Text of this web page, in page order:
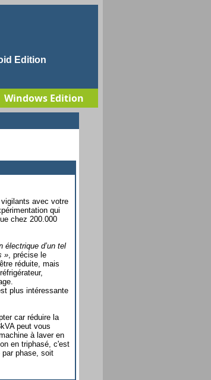
Edition
Windows Edition
avec votre
qui
chez 200.000
électrique d’un tel
» , précise le
réduite, mais
plus intéressante
car réduire la
peut vous
à laver en
en triphasé, c'est
phase, soit